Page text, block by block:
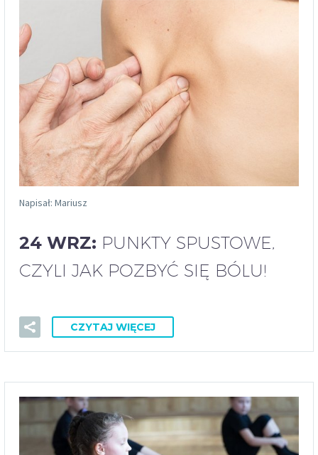
Napisał: Mariusz
24 WRZ: PUNKTY SPUSTOWE,
CZYLI JAK POZBYĆ SIĘ BÓLU!
CZYTAJ WIĘCEJ